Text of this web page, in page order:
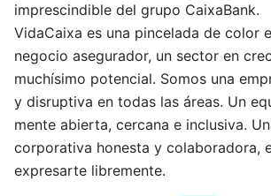
imprescindible del grupo CaixaBank.
VidaCaixa es una pincelada de color
negocio asegurador, un sector en
muchísimo potencial. Somos una
y disruptiva en todas las áreas. Un
mente abierta, cercana e inclusiva.
corporativa honesta y colaboradora,
expresarte libremente.